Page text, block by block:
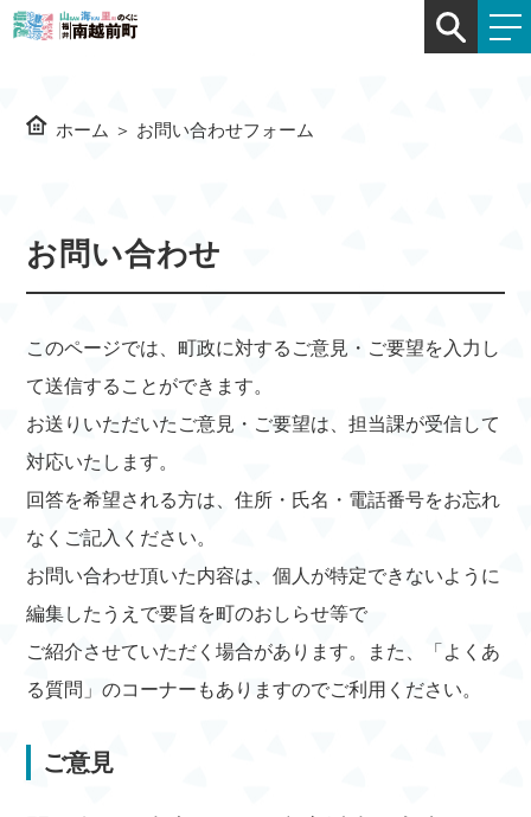
ホーム ＞ お問い合わせフォーム
お問い合わせ
このページでは、町政に対するご意見・ご要望を入力し
て送信することができます。
お送りいただいたご意見・ご要望は、担当課が受信して
対応いたします。
回答を希望される方は、住所・氏名・電話番号をお忘れ
なくご記入ください。
お問い合わせ頂いた内容は、個人が特定できないように
編集したうえで要旨を町のおしらせ等で
ご紹介させていただく場合があります。また、「よくあ
る質問」のコーナーもありますのでご利用ください。
ご意見